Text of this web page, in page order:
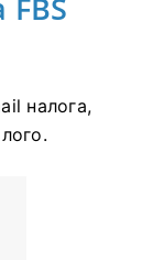
налога,